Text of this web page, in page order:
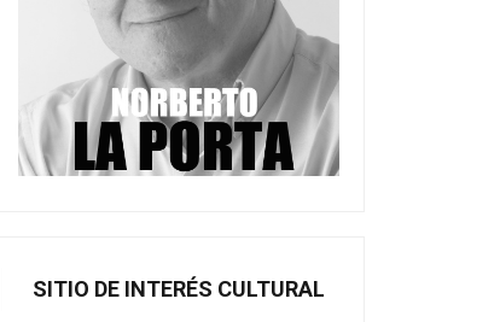
SITIO DE INTERÉS CULTURAL